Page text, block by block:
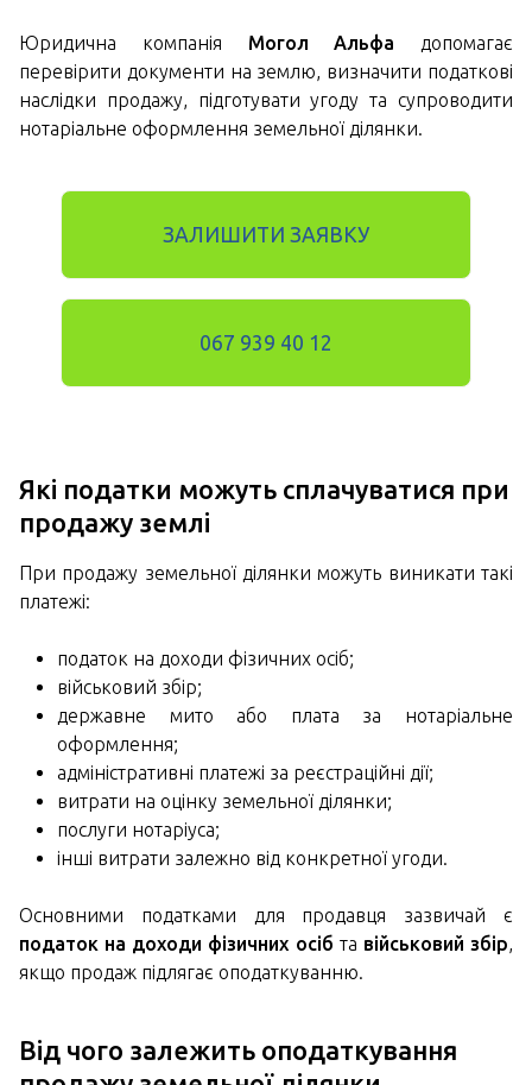
Юридична компанія Могол Альфа допомагає
перевірити документи на землю, визначити податкові
наслідки продажу, підготувати угоду та супроводити
нотаріальне оформлення земельної ділянки.
ЗАЛИШИТИ ЗАЯВКУ
067 939 40 12
Які податки можуть сплачуватися при
продажу землі
При продажу земельної ділянки можуть виникати такі
платежі:
податок на доходи фізичних осіб;
військовий збір;
державне мито або плата за нотаріальне
оформлення;
адміністративні платежі за реєстраційні дії;
витрати на оцінку земельної ділянки;
послуги нотаріуса;
інші витрати залежно від конкретної угоди.
Основними податками для продавця зазвичай є
податок на доходи фізичних осіб та військовий збір,
якщо продаж підлягає оподаткуванню.
Від чого залежить оподаткування